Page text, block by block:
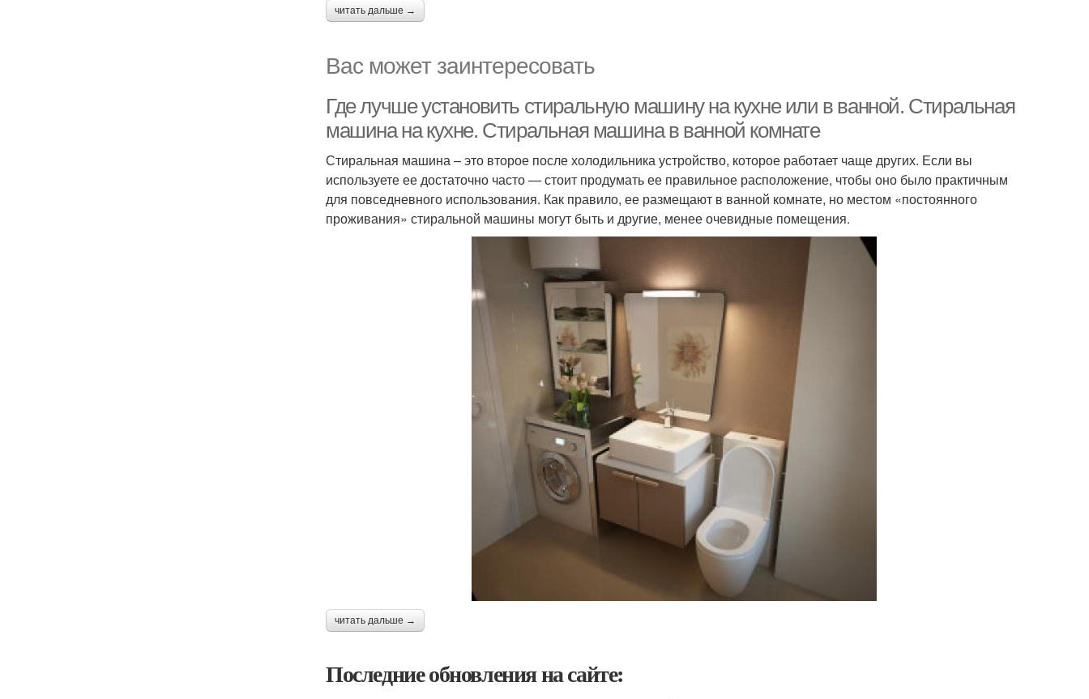
читать дальше →
Вас может заинтересовать
Где лучше установить стиральную машину на кухне или в ванной. Стиральная
машина на кухне. Стиральная машина в ванной комнате
Стиральная машина – это второе после холодильника устройство, которое работает чаще других. Если вы
используете ее достаточно часто — стоит продумать ее правильное расположение, чтобы оно было практичным
для повседневного использования. Как правило, ее размещают в ванной комнате, но местом «постоянного
проживания» стиральной машины могут быть и другие, менее очевидные помещения.
читать дальше →
Последние обновления на сайте: